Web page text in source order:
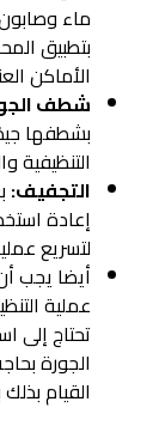
ماء
بتطبيق
الأماكن
شطف
بشطفها
التنظيفية
التجفيف:
إعادة
لتسريع
أيضا يجب
عملية
تحتاج إلى
الجورة
القيام